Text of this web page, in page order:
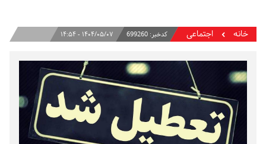
خانه اجتماعی کدخبر:699260 ۱۴۰۴/۰۵/۰۷ - ۱۴:۵۴